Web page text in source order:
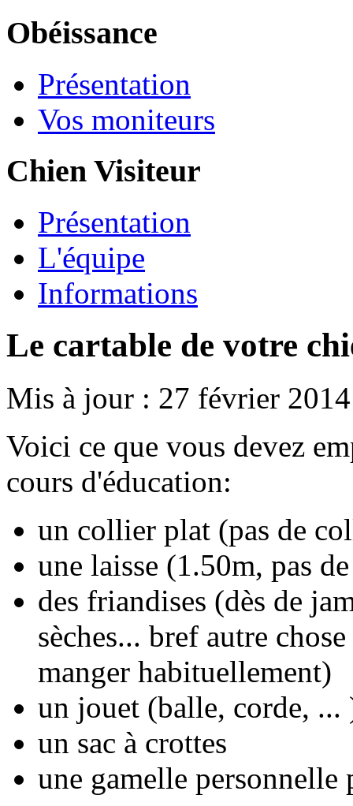
Obéissance
Présentation
Vos moniteurs
Chien Visiteur
Présentation
L'équipe
Informations
Le cartable de votre
Mis à jour : 27 février 2014
Voici ce que vous devez
cours d'éducation:
un collier plat (pas de
une laisse (1.50m, pas
des friandises (dès de
sèches... bref autre
manger habituellement)
un jouet (balle, corde, ...
un sac à crottes
une gamelle